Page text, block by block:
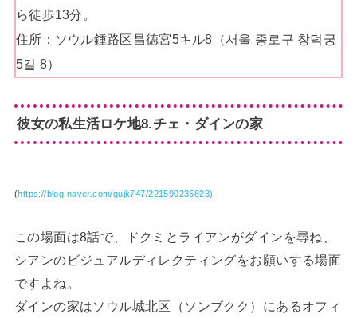
ら徒歩13分。
住所：ソウル鍾路区昌徳宮5キル8（서울 종로구 창덕궁
5길 8）
彼女の私生活ロケ地8.チェ・ダインの家
(https://blog.naver.com/gujk747/221590235823)
この場面は8話で、ドクミとライアンがダインを尋ね、
シアンのビジュアルディレクティングをお願いする場面
ですよね。
ダインの家はソウル城北区（ソンブクク）にあるオフィ